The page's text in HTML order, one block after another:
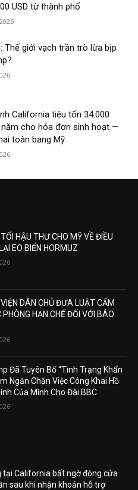
USD từ thành phố
Thế giới vạch trần trò lừa bịp
California tiêu tốn 34.000
năm cho hóa đơn sinh hoạt —
toàn bang Mỹ
TỐI HẬU THƯ CHO MỸ VỀ ĐIỀU
EO BIỂN HORMUZ
DÂN CHỦ ĐƯA LUẬT CẤM
PHÒNG HẠN CHẾ ĐỐI VỚI BÁO
Đã Tuyên Bố “Tình Trạng Khẩn
Ngăn Chặn Việc Công Khai Hồ
Của Mình Cho Đài BBC
tại California bất ngờ đóng cửa
sau khi nhận khoản hỗ trợ